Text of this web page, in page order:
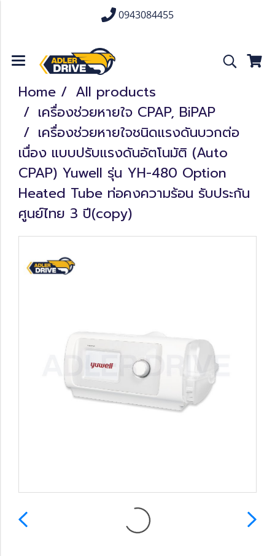
0943084455
Home
All products
เครื่องช่วยหายใจ CPAP, BiPAP
เครื่องช่วยหายใจชนิดแรงดันบวกต่อ
เนื่อง แบบปรับแรงดันอัตโนมัติ (Auto
CPAP) Yuwell รุ่น YH-480 Option
Heated Tube ท่อคงความร้อน รับประกัน
ศูนย์ไทย 3 ปี(copy)